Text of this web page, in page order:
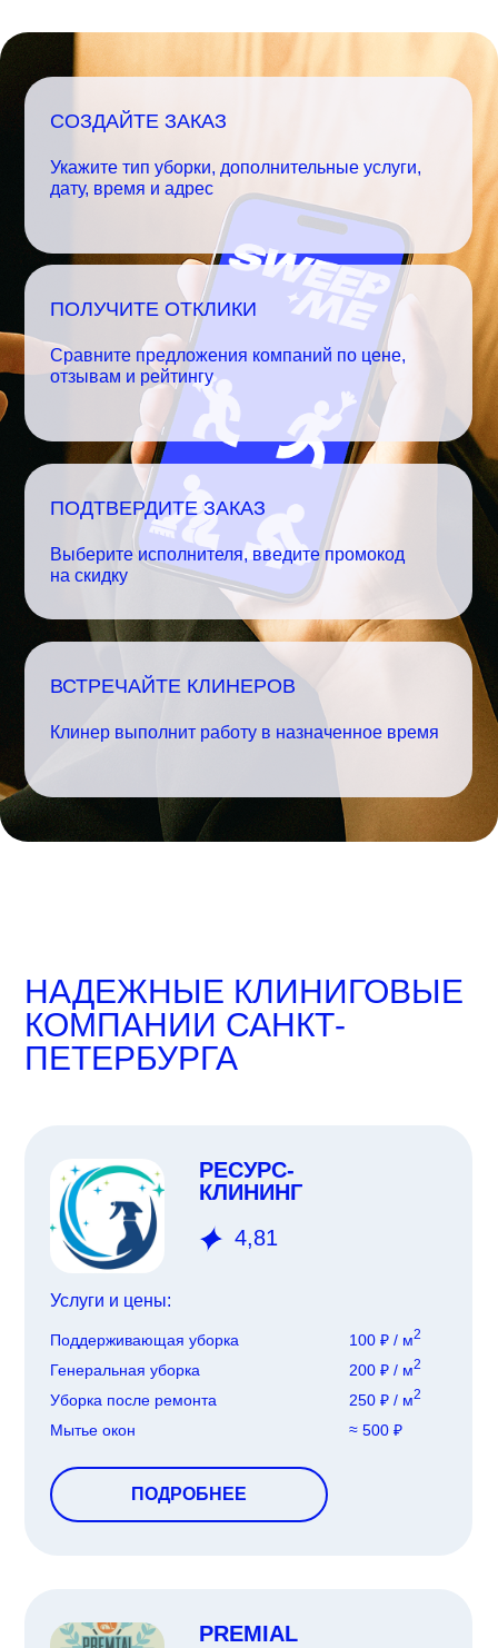
СОЗДАЙТЕ ЗАКАЗ
Укажите тип уборки, дополнительные услуги,
дату, время и адрес
ПОЛУЧИТЕ ОТКЛИКИ
Сравните предложения компаний по цене,
отзывам и рейтингу
ПОДТВЕРДИТЕ ЗАКАЗ
Выберите исполнителя, введите промокод
на скидку
ВСТРЕЧАЙТЕ КЛИНЕРОВ
Клинер выполнит работу в назначенное время
НАДЕЖНЫЕ КЛИНИГОВЫЕ
КОМПАНИИ САНКТ-
ПЕТЕРБУРГА
Услуги и цены:
Поддерживающая уборка
Генеральная уборка
Уборка после ремонта
Мытье окон
100 ₽ / м2
200 ₽ / м2
250 ₽ / м2
≈ 500 ₽
РЕСУРС-
КЛИНИНГ
4,81
ПОДРОБНЕЕ
PREMIAL